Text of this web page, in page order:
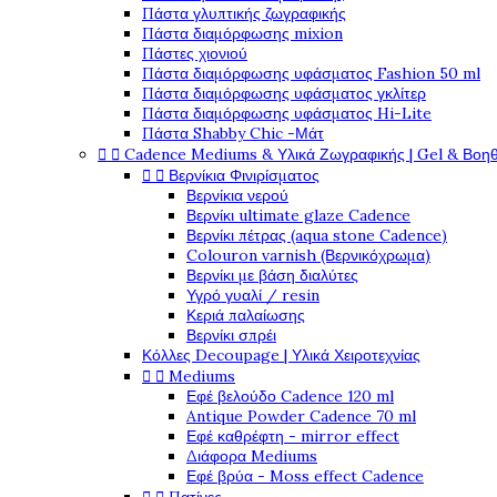
Πάστα γλυπτικής ζωγραφικής
Πάστα διαμόρφωσης mixion
Πάστες χιονιού
Πάστα διαμόρφωσης υφάσματος Fashion 50 ml
Πάστα διαμόρφωσης υφάσματος γκλίτερ
Πάστα διαμόρφωσης υφάσματος Hi-Lite
Πάστα Shabby Chic -Μάτ
  Cadence Mediums & Υλικά Ζωγραφικής | Gel &
  Βερνίκια Φινιρίσματος
Βερνίκια νερού
Βερνίκι ultimate glaze Cadence
Βερνίκι πέτρας (aqua stone Cadence)
Colouron varnish (Βερνικόχρωμα)
Βερνίκι με βάση διαλύτες
Υγρό γυαλί / resin
Κεριά παλαίωσης
Βερνίκι σπρέι
Κόλλες Decoupage | Υλικά Χειροτεχνίας
  Mediums
Εφέ βελούδο Cadence 120 ml
Antique Powder Cadence 70 ml
Εφέ καθρέφτη - mirror effect
Διάφορα Mediums
Εφέ βρύα - Moss effect Cadence